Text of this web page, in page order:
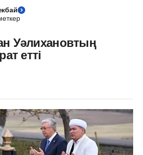
Уәлихановтың
етті